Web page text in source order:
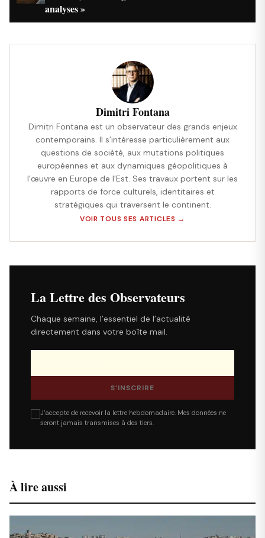
analyses »
Dimitri Fontana
Dimitri Fontana est un observateur des grands enjeux
contemporains. Il s’intéresse particulièrement aux
questions de société, aux mutations politiques
européennes et aux dynamiques géopolitiques à
l’œuvre en Europe de l’Est. Ses travaux portent sur les
rapports de force culturels, identitaires et
stratégiques qui traversent le continent.
VOIR TOUS SES ARTICLES →
La Lettre des Observateurs
Chaque semaine, l’essentiel de l’actualité
directement dans votre boîte mail.
S’INSCRIRE
J’accepte de recevoir la lettre hebdomadaire. Mes données ne
seront jamais transmises à des tiers.
À lire aussi